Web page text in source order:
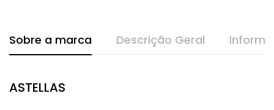
Sobre a marca Descrição Geral
ASTELLAS